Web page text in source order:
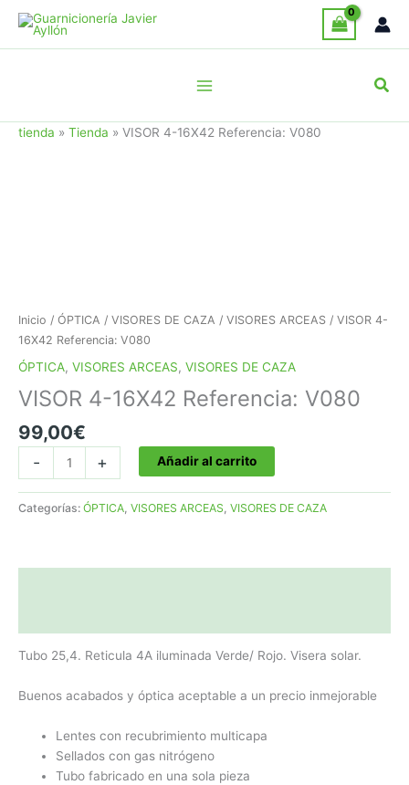
contenido
tienda » Tienda » VISOR 4-16X42 Referencia: V080
Inicio / ÓPTICA / VISORES DE CAZA / VISORES ARCEAS / VISOR 4-
16X42 Referencia: V080
ÓPTICA, VISORES ARCEAS, VISORES DE CAZA
VISOR 4-16X42 Referencia: V080
99,00€
-
4-
16X42
Referencia:
+ Añadir al carrito
Categorías: ÓPTICA VISORES ARCEAS VISORES DE CAZA
Tubo 25,4. Reticula 4A iluminada Verde/ Rojo. Visera solar.
Buenos acabados y óptica aceptable a un precio inmejorable
Lentes con recubrimiento multicapa
Sellados con gas nitrógeno
Tubo fabricado en una sola pieza